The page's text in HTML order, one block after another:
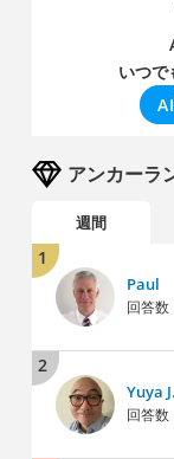
いつで
アンカーラ
週間
1
Paul
回答数
2
Yuya
回答数